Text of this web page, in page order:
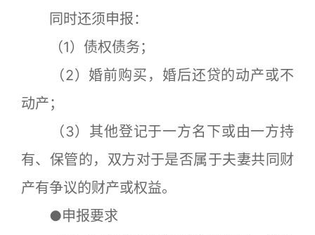
同时还须申报：
（1）债权债务；
（2）婚前购买，婚后还贷的动产或不
动产；
（3）其他登记于一方名下或由一方持
有、保管的，双方对于是否属于夫妻共同财
产有争议的财产或权益。
●申报要求